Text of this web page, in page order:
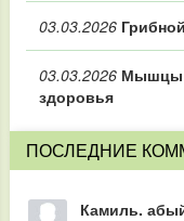
03.03.2026
03.03.2026 Мышцы
здоровья
ПОСЛЕДНИЕ
Камиль.